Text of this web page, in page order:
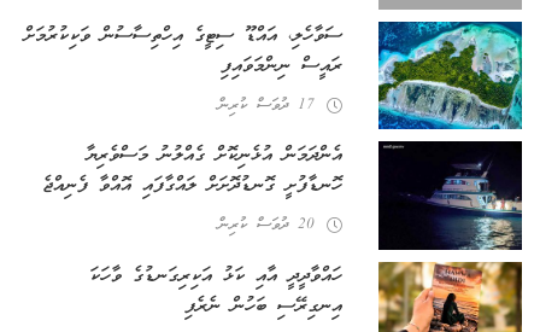
ސަވާހެލި، އައްޑޫ ސިޓީގެ އިހްތިސާސުން ވަކިކުރުމަށް
ރައީސް ނިންމަވައިފި
17 ދުވަސް ކުރިން
އެންދަމަން އުޅެނިކޮށް ގެއްލުނު މަސްވެރިޔާ
ހޮނޑާފުށީ ގޮނޑުދޮށަށް ލައްގާފައި އޮއްވާ ފެނިއްޖެ
20 ދުވަސް ކުރިން
ހައްވާދީދީ އާއި ކަޅު އަކިރިގަނޑުގެ ވާހަކަ
އިނގިރޭސި ބަހުން ނެރެފި